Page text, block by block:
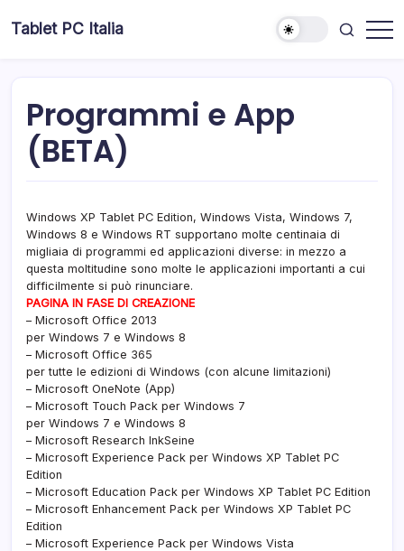
Tablet PC Italia
Tablet
Programmi e App
(BETA)
Windows XP Tablet PC Edition, Windows Vista, Windows 7,
Windows 8 e Windows RT supportano molte centinaia di
migliaia di programmi ed applicazioni diverse: in mezzo a
questa moltitudine sono molte le applicazioni importanti a cui
difficilmente si può rinunciare.
PAGINA IN FASE DI CREAZIONE
– Microsoft Office 2013
per Windows 7 e Windows 8
– Microsoft Office 365
per tutte le edizioni di Windows (con alcune limitazioni)
– Microsoft OneNote (App)
– Microsoft Touch Pack per Windows 7
per Windows 7 e Windows 8
– Microsoft Research InkSeine
– Microsoft Experience Pack per Windows XP Tablet PC
Edition
– Microsoft Education Pack per Windows XP Tablet PC Edition
– Microsoft Enhancement Pack per Windows XP Tablet PC
Edition
– Microsoft Experience Pack per Windows Vista